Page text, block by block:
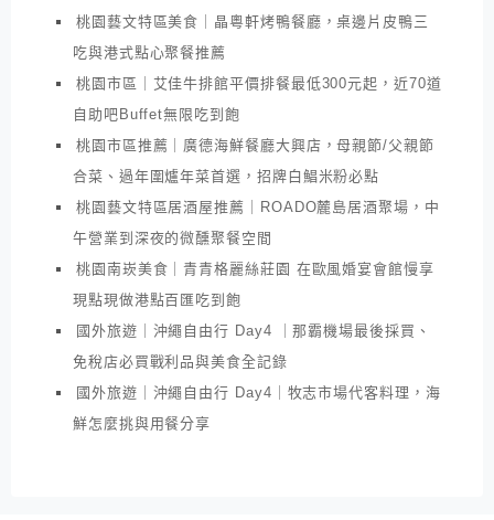
桃園藝文特區美食｜晶粵軒烤鴨餐廳，桌邊片皮鴨三
吃與港式點心聚餐推薦
桃園市區｜艾佳牛排館平價排餐最低300元起，近70道
自助吧Buffet無限吃到飽
桃園市區推薦｜廣德海鮮餐廳大興店，母親節/父親節
合菜、過年圍爐年菜首選，招牌白鯧米粉必點
桃園藝文特區居酒屋推薦｜ROADO麓島居酒聚場，中
午營業到深夜的微醺聚餐空間
桃園南崁美食｜青青格麗絲莊園 在歐風婚宴會館慢享
現點現做港點百匯吃到飽
國外旅遊｜沖繩自由行 Day4 ｜那霸機場最後採買、
免稅店必買戰利品與美食全記錄
國外旅遊｜沖繩自由行 Day4｜牧志市場代客料理，海
鮮怎麼挑與用餐分享